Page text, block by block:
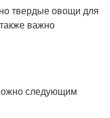
твердые овощи для
важно
следующим